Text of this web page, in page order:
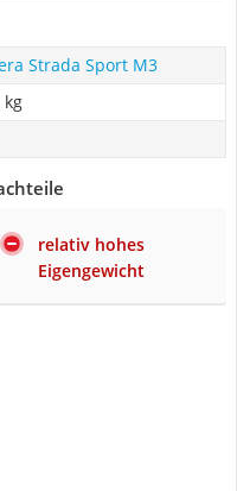
Strada Sport M3
kg
relativ hohes
Eigengewicht